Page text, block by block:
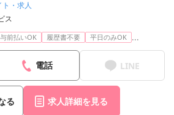
・求人
ス
前払いOK 履歴書不要 平日のみOK ...
電話 LINE
る 求人詳細を見る